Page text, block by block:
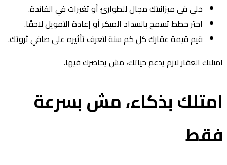
خلي في ميزانيتك مجال للطوارئ أو تغيرات في الفائدة.
اختر خطط تسمح بالسداد المبكر أو إعادة التمويل لاحقًا.
قيم قيمة عقارك كل كم سنة لتعرف تأثيره على صافي ثروتك.
العقار لازم يدعم حياتك، مش يحاصرك فيها.
بذكاء، مش بسرعة